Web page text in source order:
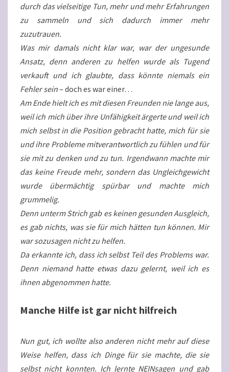
durch das vielseitige Tun, mehr und mehr Erfahrungen
zu sammeln und sich dadurch immer mehr
zuzutrauen.
Was mir damals nicht klar war, war der ungesunde
Ansatz, denn anderen zu helfen wurde als Tugend
verkauft und ich glaubte, dass könnte niemals ein
Fehler sein– doch es war einer…
Am Ende hielt ich es mit diesen Freunden nie lange aus,
weil ich mich über ihre Unfähigkeit ärgerte und weil ich
mich selbst in die Position gebracht hatte, mich für sie
und ihre Probleme mitverantwortlich zu fühlen und für
sie mit zu denken und zu tun. Irgendwann machte mir
das keine Freude mehr, sondern das Ungleichgewicht
wurde übermächtig spürbar und machte mich
grummelig.
Denn unterm Strich gab es keinen gesunden Ausgleich,
es gab nichts, was sie für mich hätten tun können. Mir
war sozusagen nicht zu helfen.
Da erkannte ich, dass ich selbst Teil des Problems war.
Denn niemand hatte etwas dazu gelernt, weil ich es
ihnen abgenommen hatte.
Manche Hilfe ist gar nicht hilfreich
Nun gut, ich wollte also anderen nicht mehr auf diese
Weise helfen, dass ich Dinge für sie machte, die sie
selbst nicht konnten. Ich lernte NEINsagen und gab